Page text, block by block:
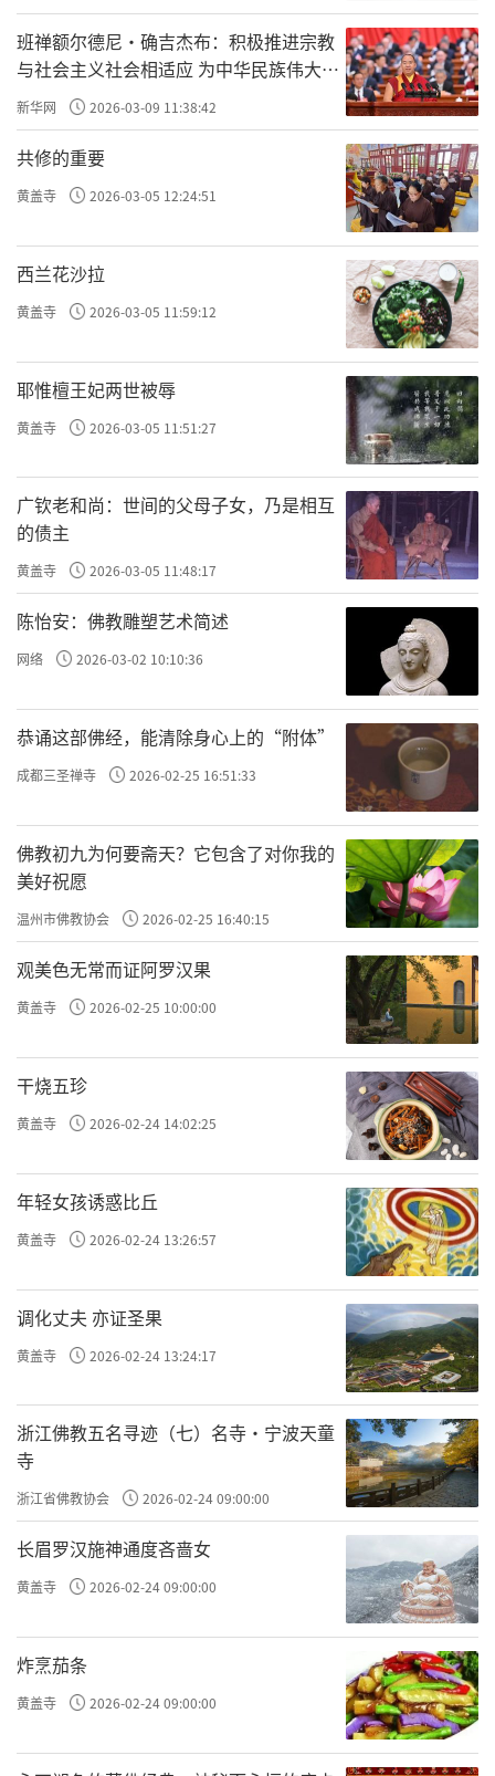
班禅额尔德尼·确吉杰布：积极推进宗教
与社会主义社会相适应 为中华民族伟大复
兴贡献力量
新华网 2026-03-09 11:38:42
共修的重要
黄盖寺 2026-03-05 12:24:51
西兰花沙拉
黄盖寺 2026-03-05 11:59:12
耶惟檀王妃两世被辱
黄盖寺 2026-03-05 11:51:27
广钦老和尚：世间的父母子女，乃是相互
的债主
黄盖寺 2026-03-05 11:48:17
陈怡安：佛教雕塑艺术简述
网络 2026-03-02 10:10:36
恭诵这部佛经，能清除身心上的“附体”
成都三圣禅寺 2026-02-25 16:51:33
佛教初九为何要斋天？它包含了对你我的
美好祝愿
温州市佛教协会 2026-02-25 16:40:15
观美色无常而证阿罗汉果
黄盖寺 2026-02-25 10:00:00
干烧五珍
黄盖寺 2026-02-24 14:02:25
年轻女孩诱惑比丘
黄盖寺 2026-02-24 13:26:57
调化丈夫 亦证圣果
黄盖寺 2026-02-24 13:24:17
浙江佛教五名寻迹（七）名寺·宁波天童
寺
浙江省佛教协会 2026-02-24 09:00:00
长眉罗汉施神通度吝啬女
黄盖寺 2026-02-24 09:00:00
炸烹茄条
黄盖寺 2026-02-24 09:00:00